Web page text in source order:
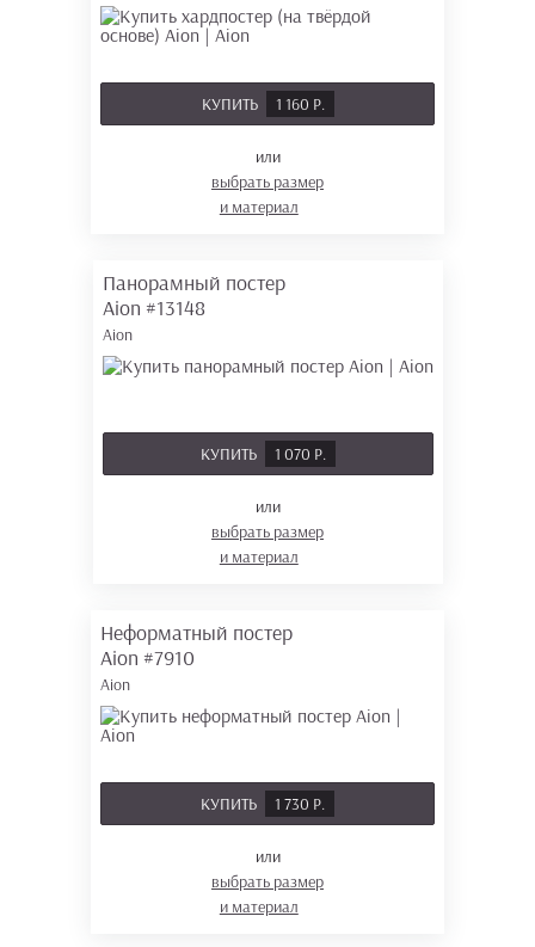
КУПИТЬ 1 160 Р.
или
выбрать размер
и материал
Панорамный постер
Aion #13148
Aion
КУПИТЬ 1 070 Р.
или
выбрать размер
и материал
Неформатный постер
Aion #7910
Aion
КУПИТЬ 1 730 Р.
или
выбрать размер
и материал